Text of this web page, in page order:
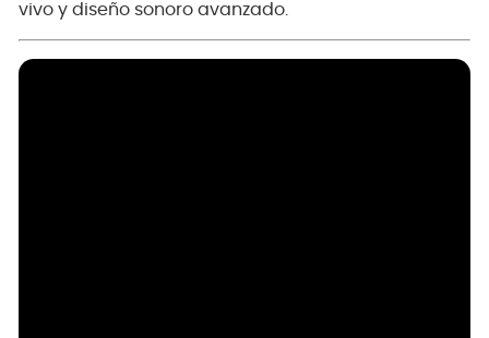
vivo y diseño sonoro avanzado.